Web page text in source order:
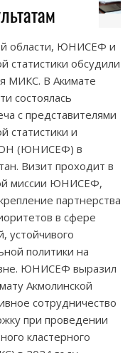
области, ЮНИСЕФ и
статистики обсудили
МИКС. В Акимате
состоялась
с представителями
статистики и
(ЮНИСЕФ) в
Визит проходит в
миссии ЮНИСЕФ,
партнерства
в сфере
устойчивого
политики на
ЮНИСЕФ выразил
Акмолинской
сотрудничество
при проведении
кластерного